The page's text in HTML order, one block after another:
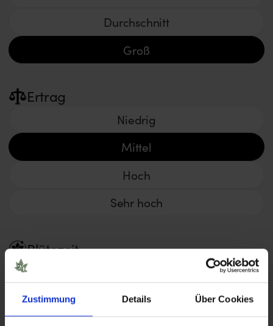
Zustimmung Details Über Cookies
Durchschnitt
Groß
Ertrag
Niedrig
Mittel
Hoch
Sehr hoch
Blütezeit
8 – 10 Wochen